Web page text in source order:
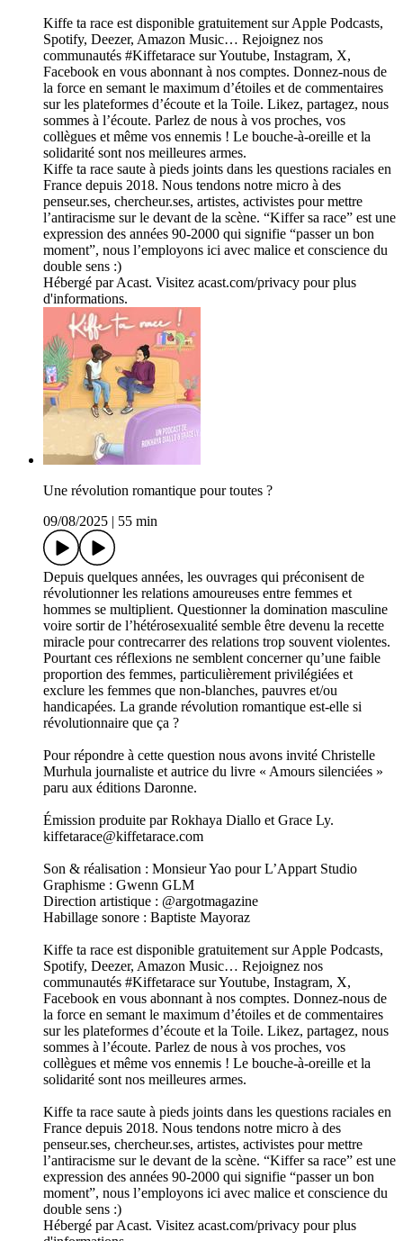
Kiffe ta race est disponible gratuitement sur Apple Podcasts,
Spotify, Deezer, Amazon Music… Rejoignez nos
communautés #Kiffetarace sur Youtube, Instagram, X,
Facebook en vous abonnant à nos comptes. Donnez-nous de
la force en semant le maximum d’étoiles et de commentaires
sur les plateformes d’écoute et la Toile. Likez, partagez, nous
sommes à l’écoute. Parlez de nous à vos proches, vos
collègues et même vos ennemis ! Le bouche-à-oreille et la
solidarité sont nos meilleures armes.
Kiffe ta race saute à pieds joints dans les questions raciales en
France depuis 2018. Nous tendons notre micro à des
penseur.ses, chercheur.ses, artistes, activistes pour mettre
l’antiracisme sur le devant de la scène. “Kiffer sa race” est une
expression des années 90-2000 qui signifie “passer un bon
moment”, nous l’employons ici avec malice et conscience du
double sens :)
Hébergé par Acast. Visitez acast.com/privacy pour plus
d'informations.
Une révolution romantique pour toutes ?
09/08/2025
55 min
Depuis quelques années, les ouvrages qui préconisent de
révolutionner les relations amoureuses entre femmes et
hommes se multiplient. Questionner la domination masculine
voire sortir de l’hétérosexualité semble être devenu la recette
miracle pour contrecarrer des relations trop souvent violentes.
Pourtant ces réflexions ne semblent concerner qu’une faible
proportion des femmes, particulièrement privilégiées et
exclure les femmes que non-blanches, pauvres et/ou
handicapées. La grande révolution romantique est-elle si
révolutionnaire que ça ?
Pour répondre à cette question nous avons invité Christelle
Murhula journaliste et autrice du livre « Amours silenciées »
paru aux éditions Daronne.
Émission produite par Rokhaya Diallo et Grace Ly.
kiffetarace@kiffetarace.com
Son & réalisation : Monsieur Yao pour L’Appart Studio
Graphisme : Gwenn GLM
Direction artistique : @argotmagazine
Habillage sonore : Baptiste Mayoraz
Kiffe ta race est disponible gratuitement sur Apple Podcasts,
Spotify, Deezer, Amazon Music… Rejoignez nos
communautés #Kiffetarace sur Youtube, Instagram, X,
Facebook en vous abonnant à nos comptes. Donnez-nous de
la force en semant le maximum d’étoiles et de commentaires
sur les plateformes d’écoute et la Toile. Likez, partagez, nous
sommes à l’écoute. Parlez de nous à vos proches, vos
collègues et même vos ennemis ! Le bouche-à-oreille et la
solidarité sont nos meilleures armes.
Kiffe ta race saute à pieds joints dans les questions raciales en
France depuis 2018. Nous tendons notre micro à des
penseur.ses, chercheur.ses, artistes, activistes pour mettre
l’antiracisme sur le devant de la scène. “Kiffer sa race” est une
expression des années 90-2000 qui signifie “passer un bon
moment”, nous l’employons ici avec malice et conscience du
double sens :)
Hébergé par Acast. Visitez acast.com/privacy pour plus